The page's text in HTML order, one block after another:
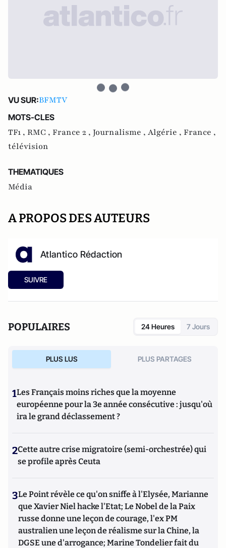
VU SUR:BFMTV
MOTS-CLES
TF1 , RMC , France 2 , Journalisme , Algérie , France ,
télévision
THEMATIQUES
Média
A PROPOS DES AUTEURS
Atlantico Rédaction
SUIVRE
POPULAIRES 24 Heures 7 Jours
PLUS LUS PLUS PARTAGES
1Les Français moins riches que la moyenne
européenne pour la 3e année consécutive : jusqu'où
ira le grand déclassement ?
2Cette autre crise migratoire (semi-orchestrée) qui
se profile après Ceuta
3Le Point révèle ce qu'on sniffe à l'Elysée, Marianne
que Xavier Niel hacke l'Etat; Le Nobel de la Paix
russe donne une leçon de courage, l'ex PM
australien une leçon de réalisme sur la Chine, la
DGSE une d'arrogance; Marine Tondelier fait du